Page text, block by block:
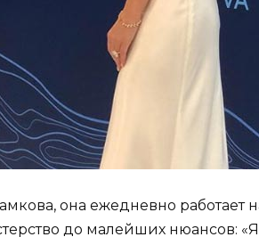
она ежедневно работает
до малейших нюансов: